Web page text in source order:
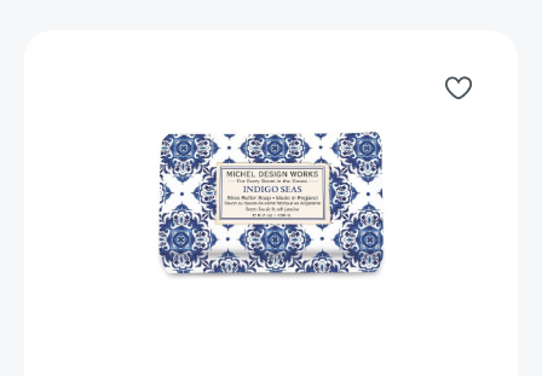
Diese Produkte sind als Geschenk beliebt und
eignen sich perfekt für den täglichen Gebrauch,
denn sie bringen einen Hauch von
erschwinglichem Luxus in jedes Heim.